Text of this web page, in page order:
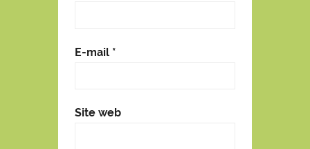
E-mail *
Site web